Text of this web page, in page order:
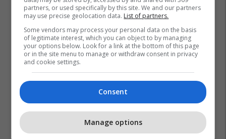
1
partners, or used specifically by this site. We and our partners
may use precise geolocation data. List of partners.
Some vendors may process your personal data on the basis
of legitimate interest, which you can object to by managing
your options below. Look for a link at the bottom of this page
or in the site menu to manage or withdraw consent in privacy
and cookie settings.
Consent
Manage options